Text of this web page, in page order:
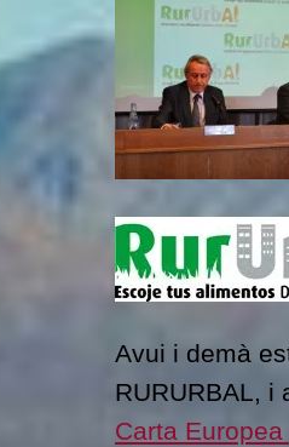
Avui i demà
RURURBAL, i
Carta